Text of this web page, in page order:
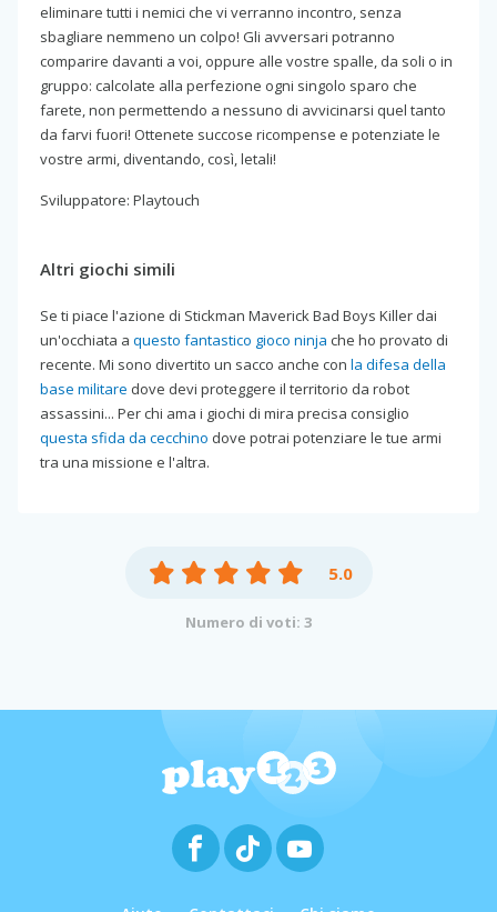
eliminare tutti i nemici che vi verranno incontro, senza
sbagliare nemmeno un colpo! Gli avversari potranno
comparire davanti a voi, oppure alle vostre spalle, da soli o in
gruppo: calcolate alla perfezione ogni singolo sparo che
farete, non permettendo a nessuno di avvicinarsi quel tanto
da farvi fuori! Ottenete succose ricompense e potenziate le
vostre armi, diventando, così, letali!
Sviluppatore: Playtouch
Altri giochi simili
Se ti piace l'azione di Stickman Maverick Bad Boys Killer dai
un'occhiata a questo fantastico gioco ninja che ho provato di
recente. Mi sono divertito un sacco anche con la difesa della
base militare dove devi proteggere il territorio da robot
assassini... Per chi ama i giochi di mira precisa consiglio
questa sfida da cecchino dove potrai potenziare le tue armi
tra una missione e l'altra.
5.0
Numero di voti: 3